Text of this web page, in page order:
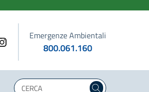
Emergenze Ambientali
800.061.160